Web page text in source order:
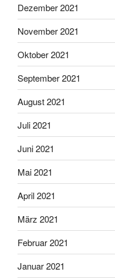
Dezember 2021
November 2021
Oktober 2021
September 2021
August 2021
Juli 2021
Juni 2021
Mai 2021
April 2021
März 2021
Februar 2021
Januar 2021